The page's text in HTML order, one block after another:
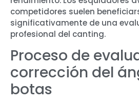
competidores suelen
significativamente de una
profesional del canting.
Proceso de
corrección del
botas